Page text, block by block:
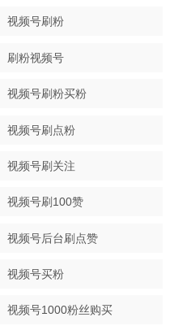
视频号刷粉
刷粉视频号
视频号刷粉买粉
视频号刷点粉
视频号刷关注
视频号刷100赞
视频号后台刷点赞
视频号买粉
视频号1000粉丝购买